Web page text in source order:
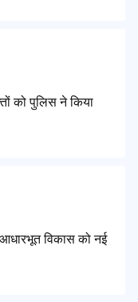
को पुलिस ने किया
विकास को नई